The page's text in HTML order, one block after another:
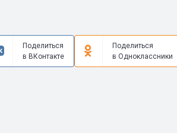
Поделиться
в ВКонтакте
Поделиться
в Одноклассники